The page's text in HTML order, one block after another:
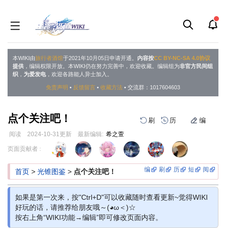
本WIKI由旅行者酒馆于2021年10月05日申请开通。 内容按CC BY-NC-SA 4.0协议
提供 ，编辑权限开放。本WIKI仍在努力完善中，欢迎收藏。编辑组为非官方民间组
织 ， 为爱发电，欢迎各路能人异士加入。
免责声明 • 反馈留言 • 收藏方法 • 交流群：1017604603
点个关注吧！ 刷 历 编
阅读 2024-10-31更新 最新编辑: 希之萱
跳
导
跳
搜
页面贡献者 :
编 刷 历 短 阅
首页 > 光锥图鉴 > 点个关注吧！
如果是第一次来，按"Ctrl+D"可以收藏随时查看更新~觉得WIKI
好玩的话，请推荐给朋友哦～(◕ω＜)☆
按右上角“WIKI功能→编辑”即可修改页面内容。